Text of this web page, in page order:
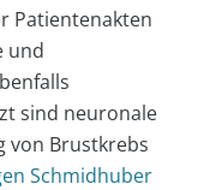
Patientenakten
und
sind neuronale
von Brustkrebs
Schmidhuber